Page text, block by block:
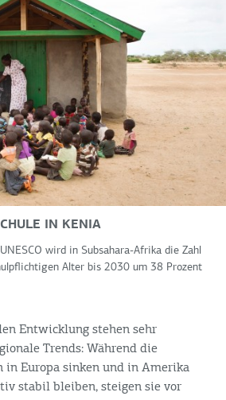
IN KENIA
wird in Subsahara-Afrika die Zahl
Alter bis 2030 um 38 Prozent
Entwicklung stehen sehr
Trends: Während die
in Europa sinken und in Amerika
stabil bleiben, steigen sie vor